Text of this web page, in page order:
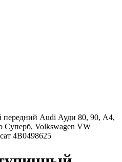
Audi Ауди 80, 90, A4,
Суперб, Volkswagen VW
4B0498625